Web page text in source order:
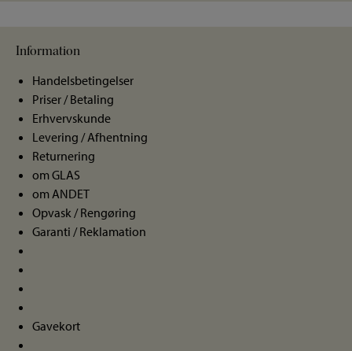
Information
Handelsbetingelser
Priser / Betaling
Erhvervskunde
Levering / Afhentning
Returnering
om GLAS
om ANDET
Opvask / Rengøring
Garanti / Reklamation
Gavekort